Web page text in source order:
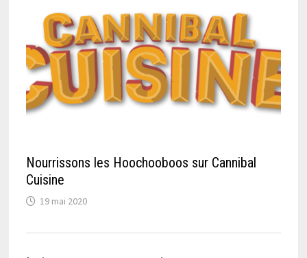
Nourrissons les Hoochooboos sur Cannibal
Cuisine
19 mai 2020